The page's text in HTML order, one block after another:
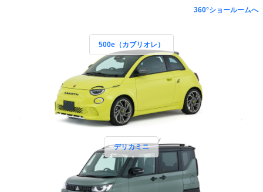
360°ショールームへ
500e（カブリオレ）
デリカミニ